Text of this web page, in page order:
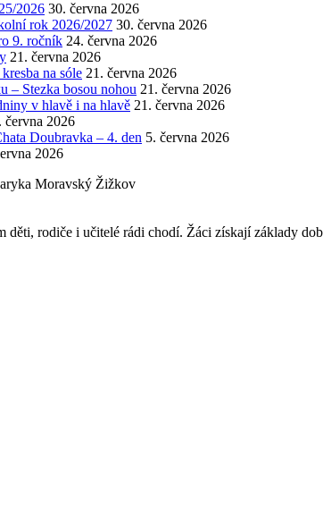
2026 30. června 2026
rok 2026/2027 30. června 2026
9. ročník 24. června 2026
21. června 2026
na sóle 21. června 2026
– Stezka bosou nohou 21. června 2026
v hlavě i na hlavě 21. června 2026
června 2026
Doubravka – 4. den 5. června 2026
2026
Moravský Žižkov
děti, rodiče i učitelé rádi chodí. Žáci získají základy